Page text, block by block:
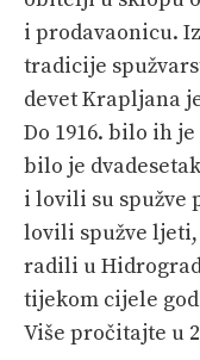
i prodavaonicu.
tradicije
devet Krapljana
Do 1916. bilo ih
bilo je
i lovili su spužve
lovili spužve ljeti,
radili u
tijekom cijele
Više pročitajte u